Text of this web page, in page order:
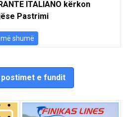
ITALIANO kërkon
Pastrimi
më shumë
postimet e fundit